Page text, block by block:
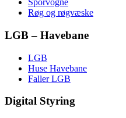
Sporvogne
Røg og røgvæske
LGB – Havebane
LGB
Huse Havebane
Faller LGB
Digital Styring